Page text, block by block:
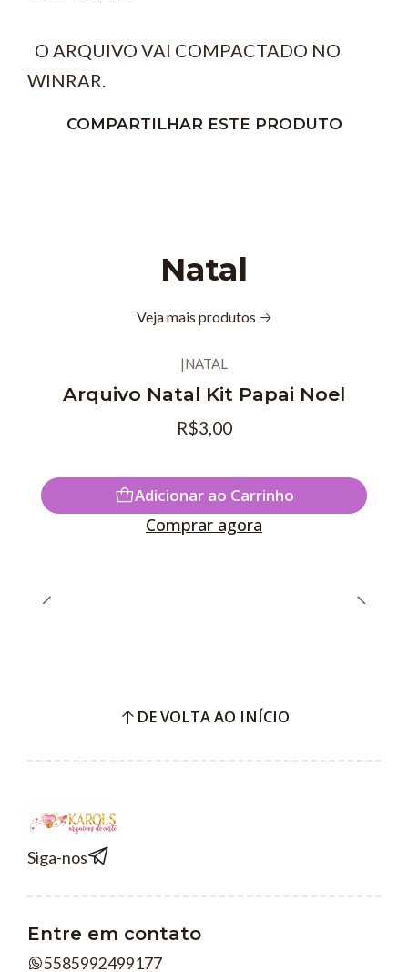
O ARQUIVO VAI COMPACTADO NO
WINRAR.
COMPARTILHAR ESTE PRODUTO
Natal
Veja mais produtos
|NATAL
Arquivo Natal Kit Papai Noel
R$3,00
Adicionar ao Carrinho
Comprar agora
DE VOLTA AO INÍCIO
Siga-nos
Entre em contato
5585992499177